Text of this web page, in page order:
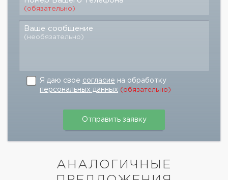
(обязательно)
Ваше сообщение
(необязательно)
Я даю свое согласие на обработку
персональных данных (обязательно)
АНАЛОГИЧНЫЕ